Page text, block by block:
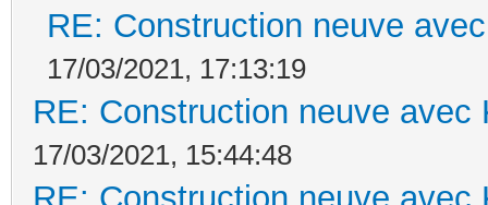
RE: Construction neuve
17/03/2021, 17:13:19
RE: Construction neuve avec
17/03/2021, 15:44:48